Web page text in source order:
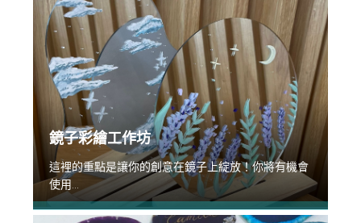
鏡子彩繪工作坊
這裡的重點是讓你的創意在鏡子上綻放！你將有機會
使用...